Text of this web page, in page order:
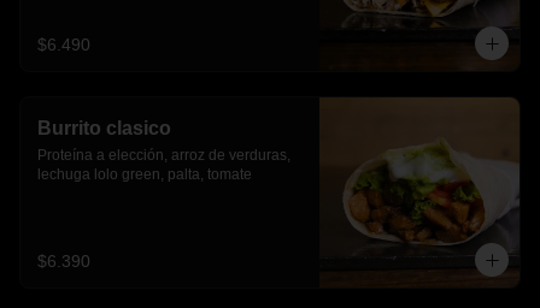
$6.490
Burrito clasico
Proteína a elección, arroz de verduras,
lechuga lolo green, palta, tomate
$6.390